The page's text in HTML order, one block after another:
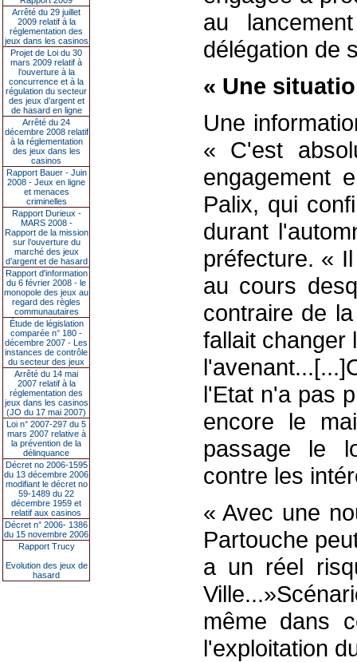
Arrêté du 29 juillet
2009 relatif à la
réglementation des
jeux dans les casinos
Projet de Loi du 30
mars 2009 relatif à
l’ouverture à la
concurrence et à la
régulation du secteur
des jeux d’argent et
de hasard en ligne
Arrêté du 24
décembre 2008 relatif
à la réglementation
des jeux dans les
casinos
Rapport Bauer - Juin
2008 - Jeux en ligne
et menaces
criminelles
Rapport Durieux -
MARS 2008 -
Rapport de la mission
sur l’ouverture du
marché des jeux
d’argent et de hasard
Rapport d'information
du 6 février 2008 - le
monopole des jeux au
regard des règles
communautaires
Étude de législation
comparée n° 180 -
décembre 2007 - Les
instances de contrôle
du secteur des jeux
Arrêté du 14 mai
2007 relatif à la
réglementation des
jeux dans les casinos
(JO du 17 mai 2007)
Loi n° 2007-297 du 5
mars 2007 relative à
la prévention de la
délinquance
Décret no 2006-1595
du 13 décembre 2006
modifiant le décret no
59-1489 du 22
décembre 1959 et
relatif aux casinos
Décret n° 2006- 1386
du 15 novembre 2006
Rapport Trucy
Evolution des jeux de
hasard
au
délégation de
« Une
Une
« C'est
engagement
Palix, qui
durant
préfecture. «
au cours
contraire de
fallait changer
l'Etat n'a pas
encore le
passage le
contre les
« Avec une
Partouche
a un réel
même dans
l'exploitation